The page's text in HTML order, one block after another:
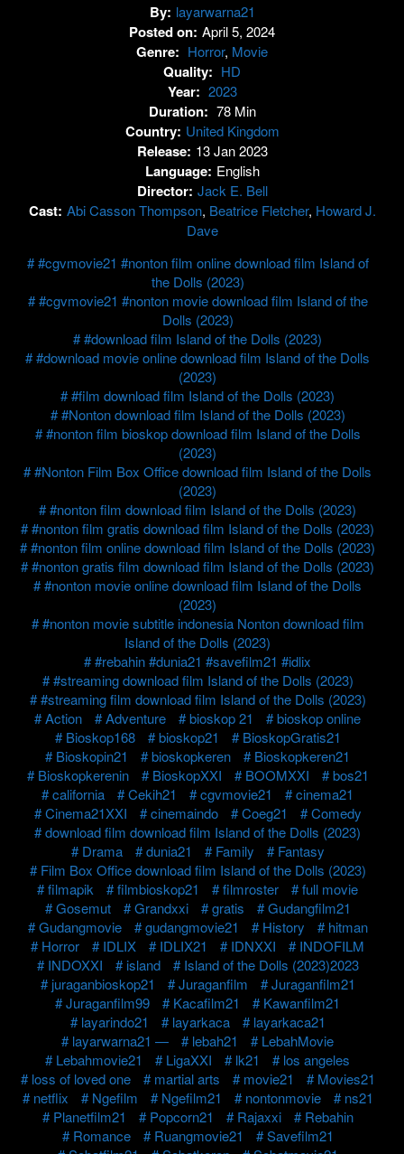
By: layarwarna21
Posted on: April 5, 2024
Genre: Horror, Movie
Quality: HD
Year: 2023
Duration: 78 Min
Country: United Kingdom
Release: 13 Jan 2023
Language: English
Director: Jack E. Bell
Cast: Abi Casson Thompson, Beatrice Fletcher, Howard J.
Dave
#cgvmovie21 #nonton film online download film Island of
the Dolls (2023)
#cgvmovie21 #nonton movie download film Island of the
Dolls (2023)
#download film Island of the Dolls (2023)
#download movie online download film Island of the Dolls
(2023)
#film download film Island of the Dolls (2023)
#Nonton download film Island of the Dolls (2023)
#nonton film bioskop download film Island of the Dolls
(2023)
#Nonton Film Box Office download film Island of the Dolls
(2023)
#nonton film download film Island of the Dolls (2023)
#nonton film gratis download film Island of the Dolls (2023)
#nonton film online download film Island of the Dolls (2023)
#nonton gratis film download film Island of the Dolls (2023)
#nonton movie online download film Island of the Dolls
(2023)
#nonton movie subtitle indonesia Nonton download film
Island of the Dolls (2023)
#rebahin #dunia21 #savefilm21 #idlix
#streaming download film Island of the Dolls (2023)
#streaming film download film Island of the Dolls (2023)
Action
Adventure bioskop 21
bioskop online
Bioskop168
bioskop21
BioskopGratis21
Bioskopin21
bioskopkeren
Bioskopkeren21
Bioskopkerenin
BioskopXXI BOOMXXI
bos21
california
Cekih21 cgvmovie21
cinema21
Cinema21XXI
cinemaindo Coeg21
Comedy
download film download film Island of the Dolls (2023)
Drama
dunia21 Family
Fantasy
Film Box Office download film Island of the Dolls (2023)
filmapik
filmbioskop21 filmroster
full movie
Gosemut
Grandxxi gratis
Gudangfilm21
Gudangmovie
gudangmovie21 History
hitman
Horror
IDLIX IDLIX21 IDNXXI
INDOFILM
INDOXXI
island
Island of the Dolls (2023)2023
juraganbioskop21
Juraganfilm
Juraganfilm21
Juraganfilm99
Kacafilm21
Kawanfilm21
layarindo21
layarkaca
layarkaca21
layarwarna21 —
lebah21
LebahMovie
Lebahmovie21
LigaXXI lk21
los angeles
loss of loved one
martial arts movie21
Movies21
netflix
Ngefilm Ngefilm21 nontonmovie
ns21
Planetfilm21
Popcorn21 Rajaxxi
Rebahin
Romance
Ruangmovie21
Savefilm21